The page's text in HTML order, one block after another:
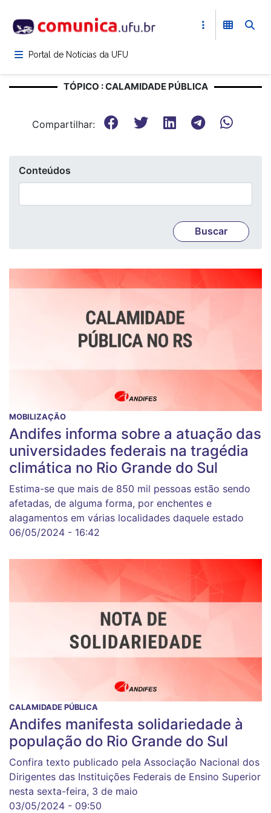
para
conteúdoPortal de Notícias da UFU
TÓPICO : CALAMIDADE PÚBLICA
Compartilhar:
Conteúdos
MOBILIZAÇÃO
Andifes informa sobre a atuação das
universidades federais na tragédia
climática no Rio Grande do Sul
Estima-se que mais de 850 mil pessoas estão sendo
afetadas, de alguma forma, por enchentes e
alagamentos em várias localidades daquele estado
06/05/2024 - 16:42
CALAMIDADE PÚBLICA
Andifes manifesta solidariedade à
população do Rio Grande do Sul
Confira texto publicado pela Associação Nacional dos
Dirigentes das Instituições Federais de Ensino Superior
nesta sexta-feira, 3 de maio
03/05/2024 - 09:50